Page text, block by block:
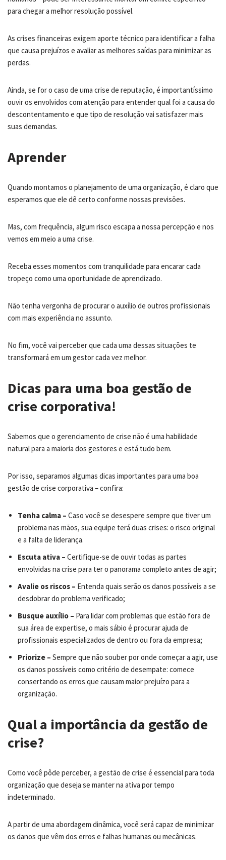
para chegar a melhor resolução possível.
As crises financeiras exigem aporte técnico para identificar a falha
que causa prejuízos e avaliar as melhores saídas para minimizar as
perdas.
Ainda, se for o caso de uma crise de reputação, é importantíssimo
ouvir os envolvidos com atenção para entender qual foi a causa do
descontentamento e que tipo de resolução vai satisfazer mais
suas demandas.
Aprender
Quando montamos o planejamento de uma organização, é claro que
esperamos que ele dê certo conforme nossas previsões.
Mas, com frequência, algum risco escapa a nossa percepção e nos
vemos em meio a uma crise.
Receba esses momentos com tranquilidade para encarar cada
tropeço como uma oportunidade de aprendizado.
Não tenha vergonha de procurar o auxílio de outros profissionais
com mais experiência no assunto.
No fim, você vai perceber que cada uma dessas situações te
transformará em um gestor cada vez melhor.
Dicas para uma boa gestão de
crise corporativa!
Sabemos que o gerenciamento de crise não é uma habilidade
natural para a maioria dos gestores e está tudo bem.
Por isso, separamos algumas dicas importantes para uma boa
gestão de crise corporativa – confira:
Tenha calma – Caso você se desespere sempre que tiver um
problema nas mãos, sua equipe terá duas crises: o risco original
e a falta de liderança.
Escuta ativa – Certifique-se de ouvir todas as partes
envolvidas na crise para ter o panorama completo antes de agir;
Avalie os riscos – Entenda quais serão os danos possíveis a se
desdobrar do problema verificado;
Busque auxílio – Para lidar com problemas que estão fora de
sua área de expertise, o mais sábio é procurar ajuda de
profissionais especializados de dentro ou fora da empresa;
Priorize – Sempre que não souber por onde começar a agir, use
os danos possíveis como critério de desempate: comece
consertando os erros que causam maior prejuízo para a
organização.
Qual a importância da gestão de
crise?
Como você pôde perceber, a gestão de crise é essencial para toda
organização que deseja se manter na ativa por tempo
indeterminado.
A partir de uma abordagem dinâmica, você será capaz de minimizar
os danos que vêm dos erros e falhas humanas ou mecânicas.